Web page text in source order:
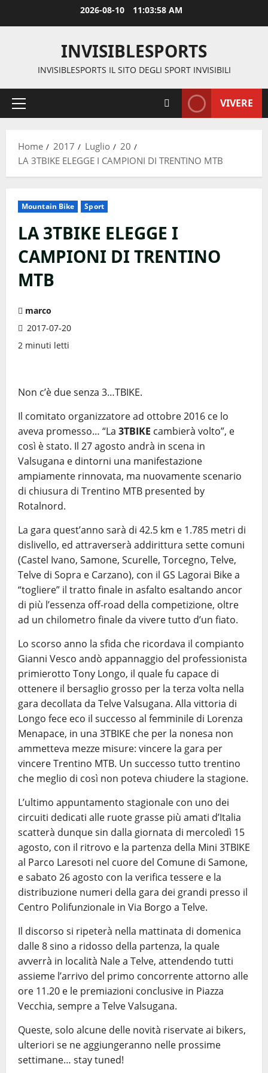
2026-08-10 11:03:58 AM
INVISIBLESPORTS
INVISIBLESPORTS IL SITO DEGLI SPORT INVISIBILI
Menu
VIVERE
Home 2017 Luglio
20
LA 3TBIKE ELEGGE I CAMPIONI DI TRENTINO MTB
Mountain Bike Sport
LA 3TBIKE ELEGGE I
CAMPIONI DI TRENTINO
MTB
marco
2017-07-20
2 minuti letti
Non c’è due senza 3…TBIKE.
Il comitato organizzatore ad ottobre 2016 ce lo
aveva promesso… “La 3TBIKE cambierà volto”, e
così è stato. Il 27 agosto andrà in scena in
Valsugana e dintorni una manifestazione
ampiamente rinnovata, ma nuovamente scenario
di chiusura di Trentino MTB presented by
Rotalnord.
La gara quest’anno sarà di 42.5 km e 1.785 metri di
dislivello, ed attraverserà addirittura sette comuni
(Castel Ivano, Samone, Scurelle, Torcegno, Telve,
Telve di Sopra e Carzano), con il GS Lagorai Bike a
“togliere” il tratto finale in asfalto esaltando ancor
di più l’essenza off-road della competizione, oltre
ad un chilometro finale da vivere tutto d’un fiato.
Lo scorso anno la sfida che ricordava il compianto
Gianni Vesco andò appannaggio del professionista
primierotto Tony Longo, il quale fu capace di
ottenere il bersaglio grosso per la terza volta nella
gara decollata da Telve Valsugana. Alla vittoria di
Longo fece eco il successo al femminile di Lorenza
Menapace, in una 3TBIKE che per la nonesa non
ammetteva mezze misure: vincere la gara per
vincere Trentino MTB. Un successo tutto trentino
che meglio di così non poteva chiudere la stagione.
L’ultimo appuntamento stagionale con uno dei
circuiti dedicati alle ruote grasse più amati d’Italia
scatterà dunque sin dalla giornata di mercoledì 15
agosto, con il ritrovo e la partenza della Mini 3TBIKE
al Parco Laresoti nel cuore del Comune di Samone,
e sabato 26 agosto con la verifica tessere e la
distribuzione numeri della gara dei grandi presso il
Centro Polifunzionale in Via Borgo a Telve.
Il discorso si ripeterà nella mattinata di domenica
dalle 8 sino a ridosso della partenza, la quale
avverrà in località Nale a Telve, attendendo tutti
assieme l’arrivo del primo concorrente attorno alle
ore 11.20 e le premiazioni conclusive in Piazza
Vecchia, sempre a Telve Valsugana.
Queste, solo alcune delle novità riservate ai bikers,
ulteriori se ne aggiungeranno nelle prossime
settimane… stay tuned!